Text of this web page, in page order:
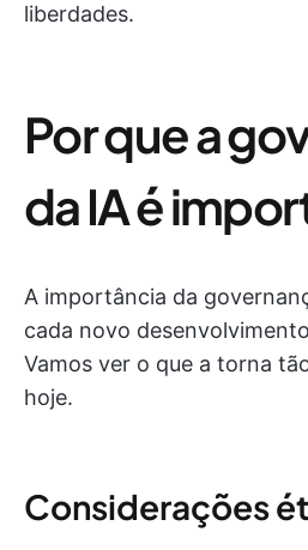
liberdades.
Por que a
da IA é
A importância da
cada novo
Vamos ver o que a torna
hoje.
Considerações